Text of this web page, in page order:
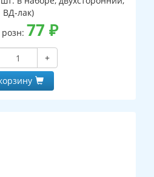
ВД-лак)
77 ₽
+